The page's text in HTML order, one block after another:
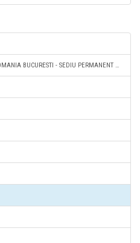
2. WEBUILD Spa MILANO SUCURSALA ROMANIA BUCURESTI - SEDIU PERMANENT DESEMNAT